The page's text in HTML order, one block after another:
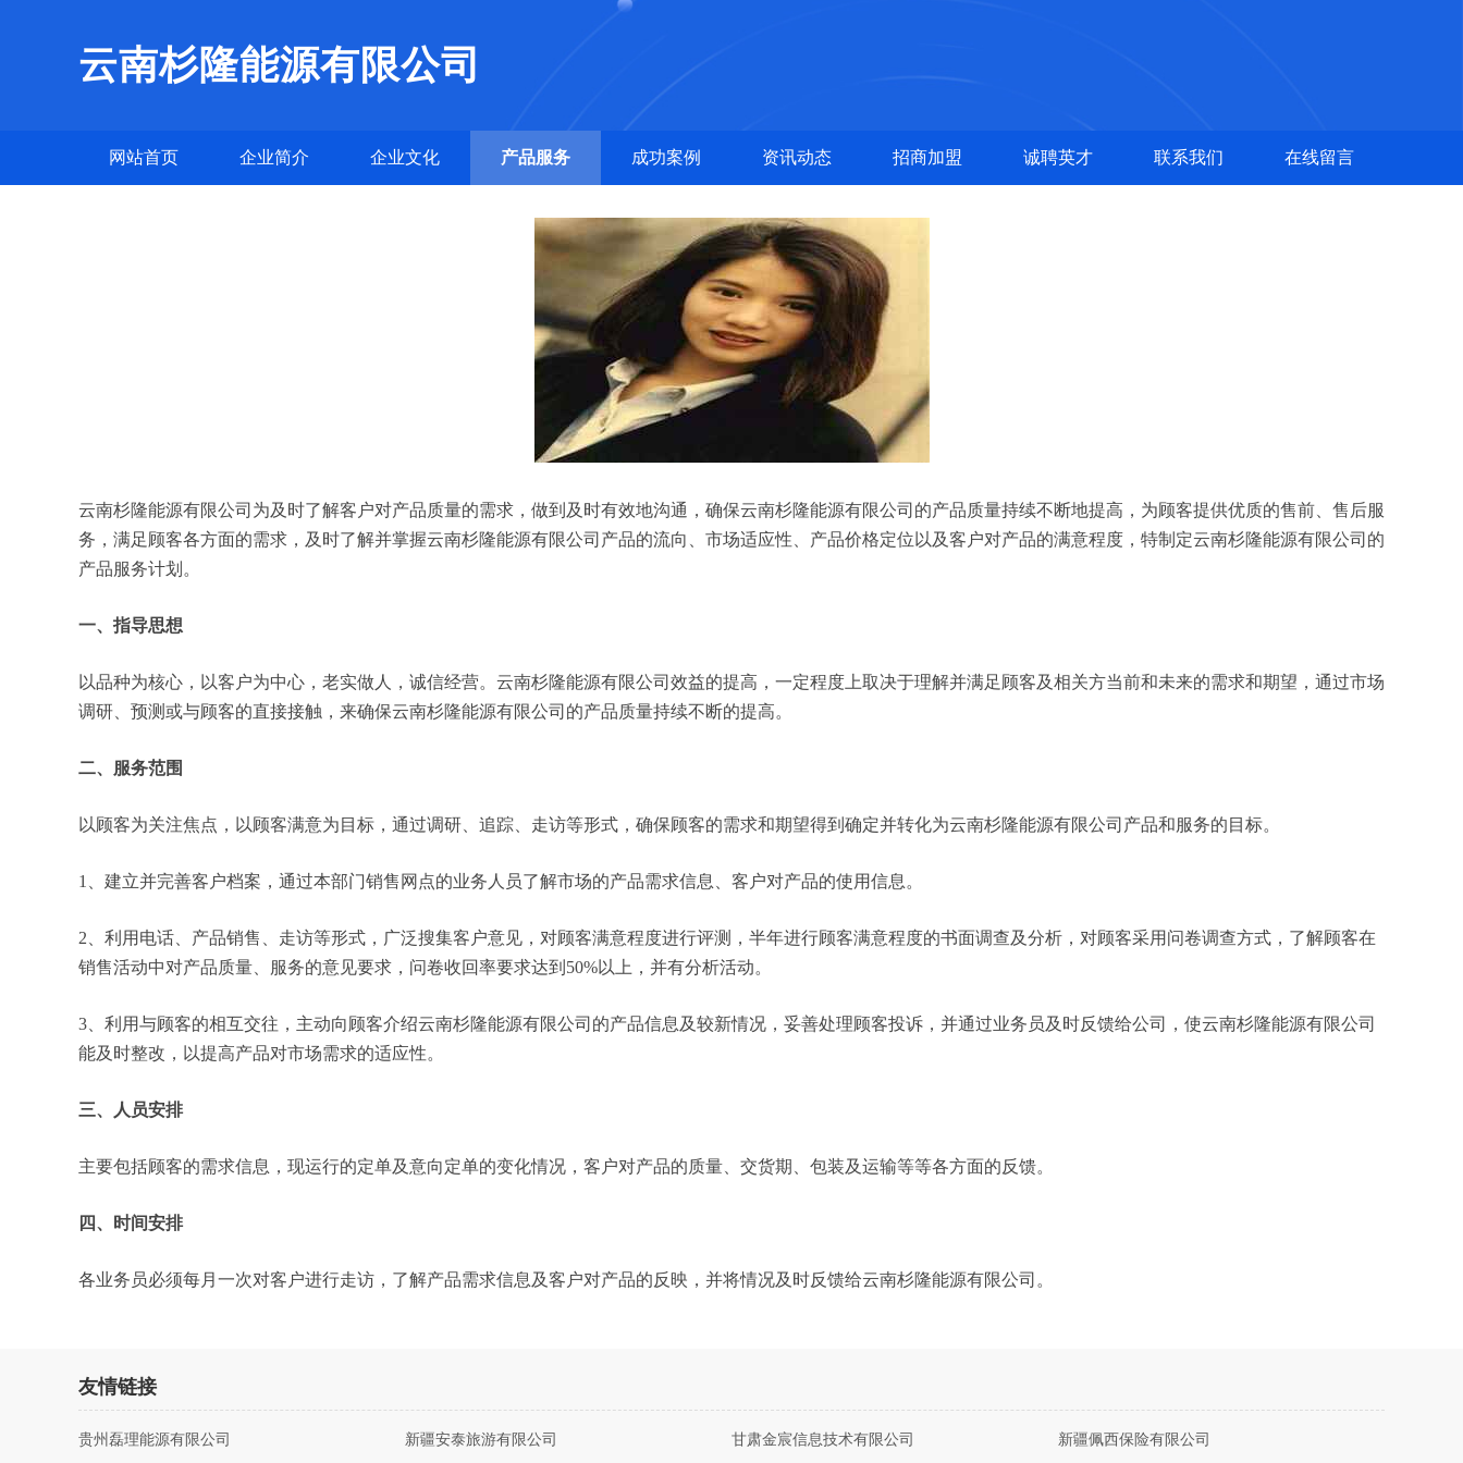
云南杉隆能源有限公司
网站首页 企业简介 企业文化 产品服务 成功案例 资讯动态 招商加盟 诚聘英才 联系我们 在线留言
云南杉隆能源有限公司为及时了解客户对产品质量的需求，做到及时有效地沟通，确保云南杉隆能源有限公司的产品质量持续不断地提高，为顾客提供优质的售前、售后服
务，满足顾客各方面的需求，及时了解并掌握云南杉隆能源有限公司产品的流向、市场适应性、产品价格定位以及客户对产品的满意程度，特制定云南杉隆能源有限公司的
产品服务计划。
一、指导思想
以品种为核心，以客户为中心，老实做人，诚信经营。云南杉隆能源有限公司效益的提高，一定程度上取决于理解并满足顾客及相关方当前和未来的需求和期望，通过市场
调研、预测或与顾客的直接接触，来确保云南杉隆能源有限公司的产品质量持续不断的提高。
二、服务范围
以顾客为关注焦点，以顾客满意为目标，通过调研、追踪、走访等形式，确保顾客的需求和期望得到确定并转化为云南杉隆能源有限公司产品和服务的目标。
1、建立并完善客户档案，通过本部门销售网点的业务人员了解市场的产品需求信息、客户对产品的使用信息。
2、利用电话、产品销售、走访等形式，广泛搜集客户意见，对顾客满意程度进行评测，半年进行顾客满意程度的书面调查及分析，对顾客采用问卷调查方式，了解顾客在
销售活动中对产品质量、服务的意见要求，问卷收回率要求达到50%以上，并有分析活动。
3、利用与顾客的相互交往，主动向顾客介绍云南杉隆能源有限公司的产品信息及较新情况，妥善处理顾客投诉，并通过业务员及时反馈给公司，使云南杉隆能源有限公司
能及时整改，以提高产品对市场需求的适应性。
三、人员安排
主要包括顾客的需求信息，现运行的定单及意向定单的变化情况，客户对产品的质量、交货期、包装及运输等等各方面的反馈。
四、时间安排
各业务员必须每月一次对客户进行走访，了解产品需求信息及客户对产品的反映，并将情况及时反馈给云南杉隆能源有限公司。
友情链接
贵州磊理能源有限公司 新疆安泰旅游有限公司 甘肃金宸信息技术有限公司 新疆佩西保险有限公司